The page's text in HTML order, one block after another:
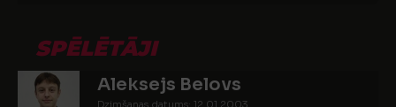
SPĒLĒTĀJI
Aleksejs Belovs
Dzimšanas datums: 12.01.2003.